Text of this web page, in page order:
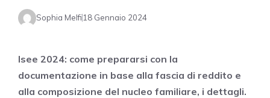
Sophia Melfi 18 Gennaio 2024
Isee 2024: come prepararsi con la
documentazione in base alla fascia di reddito e
alla composizione del nucleo familiare, i dettagli.